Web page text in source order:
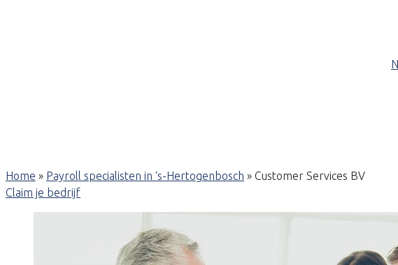
Home » Payroll specialisten in ‘s-Hertogenbosch » Customer Services BV
Claim je bedrijf